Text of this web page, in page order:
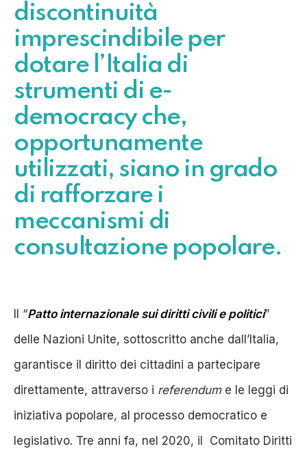
discontinuità
imprescindibile per
dotare l’Italia di
strumenti di e-
democracy che,
opportunamente
utilizzati, siano in grado
di rafforzare i
meccanismi di
consultazione popolare.
Il “Patto internazionale sui diritti civili e politici”
delle Nazioni Unite, sottoscritto anche dall’Italia,
garantisce il diritto dei cittadini a partecipare
direttamente, attraverso i referendum e le leggi di
iniziativa popolare, al processo democratico e
legislativo. Tre anni fa, nel 2020, il Comitato Diritti